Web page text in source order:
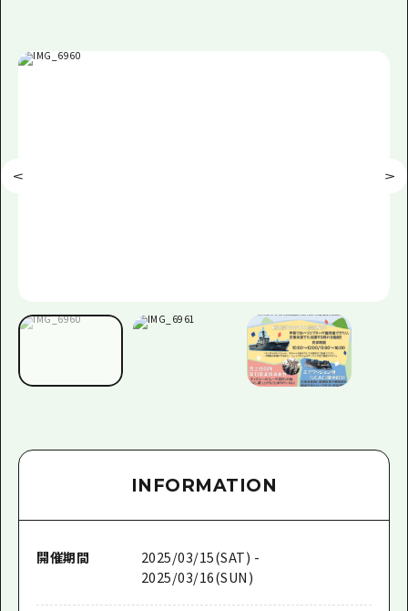
INFORMATION
開催期間
2025/03/15(SAT) -
2025/03/16(SUN)